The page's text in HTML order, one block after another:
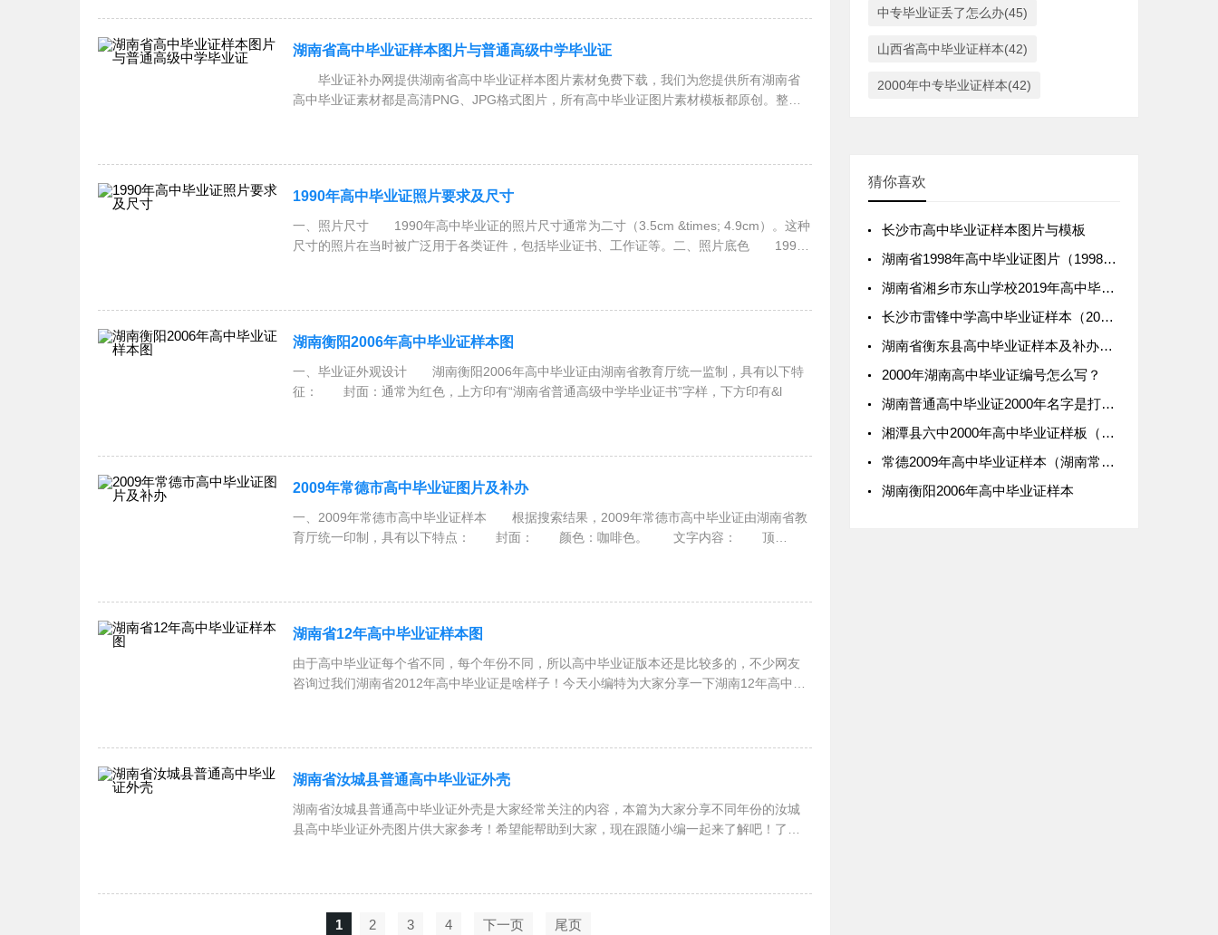
湖南省高中毕业证样本图片与普通高级中学毕业证
毕业证补办网提供湖南省高中毕业证样本图片素材免费下载，我们为您提供所有湖南省
高中毕业证素材都是高清PNG、JPG格式图片，所有高中毕业证图片素材模板都原创。整理
1990年高中毕业证照片要求及尺寸
一、照片尺寸 1990年高中毕业证的照片尺寸通常为二寸（3.5cm &times; 4.9cm）。这种
尺寸的照片在当时被广泛用于各类证件，包括毕业证书、工作证等。二、照片底色 1990
湖南衡阳2006年高中毕业证样本图
一、毕业证外观设计 湖南衡阳2006年高中毕业证由湖南省教育厅统一监制，具有以下特
征： 封面：通常为红色，上方印有“湖南省普通高级中学毕业证书”字样，下方印有&l
2009年常德市高中毕业证图片及补办
一、2009年常德市高中毕业证样本 根据搜索结果，2009年常德市高中毕业证由湖南省教
育厅统一印制，具有以下特点： 封面： 颜色：咖啡色。 文字内容： 顶
湖南省12年高中毕业证样本图
由于高中毕业证每个省不同，每个年份不同，所以高中毕业证版本还是比较多的，不少网友
咨询过我们湖南省2012年高中毕业证是啥样子！今天小编特为大家分享一下湖南12年高中毕
湖南省汝城县普通高中毕业证外壳
湖南省汝城县普通高中毕业证外壳是大家经常关注的内容，本篇为大家分享不同年份的汝城
县高中毕业证外壳图片供大家参考！希望能帮助到大家，现在跟随小编一起来了解吧！了解
1 2 3 4 下一页 尾页
中专毕业证丢了怎么办(45)
山西省高中毕业证样本(42)
2000年中专毕业证样本(42)
猜你喜欢
长沙市高中毕业证样本图片与模板
湖南省1998年高中毕业证图片（1998年普通高中毕业证样本）
湖南省湘乡市东山学校2019年高中毕业证图片
长沙市雷锋中学高中毕业证样本（2005版、2010版）
湖南省衡东县高中毕业证样本及补办流程
2000年湖南高中毕业证编号怎么写？
湖南普通高中毕业证2000年名字是打印的吗
湘潭县六中2000年高中毕业证样板（普通高中毕业证图片）
常德2009年高中毕业证样本（湖南常德市高中排名）
湖南衡阳2006年高中毕业证样本